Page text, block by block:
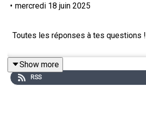
• mercredi 18 juin 2025
Toutes les réponses à tes questions !
Show more
RSS